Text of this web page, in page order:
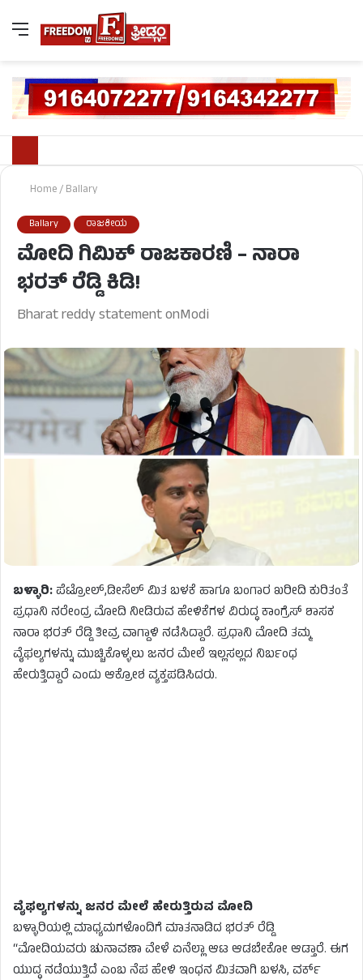
Home/Ballary
Ballary ರಾಜಕೀಯ
ಮೋದಿ ಗಿಮಿಕ್ ರಾಜಕಾರಣಿ – ನಾರಾ
ಭರತ್ ರೆಡ್ಡಿ ಕಿಡಿ!
Bharat reddy statement onModi
ಬಳ್ಳಾರಿ:ಪೆಟ್ರೋಲ್,ಡೀಸೆಲ್ ಮಿತ ಬಳಕೆ ಹಾಗೂ ಬಂಗಾರ ಖರೀದಿ ಕುರಿತಂತೆ
ಪ್ರಧಾನಿ ನರೇಂದ್ರ ಮೋದಿ ನೀಡಿರುವ ಹೇಳಿಕೆಗಳ ವಿರುದ್ಧ ಕಾಂಗ್ರೆಸ್ ಶಾಸಕ
ನಾರಾ ಭರತ್ ರೆಡ್ಡಿ ತೀವ್ರ ವಾಗ್ದಾಳಿ ನಡೆಸಿದ್ದಾರೆ. ಪ್ರಧಾನಿ ಮೋದಿ ತಮ್ಮ
ವೈಫಲ್ಯಗಳನ್ನು ಮುಚ್ಚಿಕೊಳ್ಳಲು ಜನರ ಮೇಲೆ ಇಲ್ಲಸಲ್ಲದ ನಿರ್ಬಂಧ
ಹೇರುತ್ತಿದ್ದಾರೆ ಎಂದು ಆಕ್ರೋಶ ವ್ಯಕ್ತಪಡಿಸಿದರು.
ವೈಫಲ್ಯಗಳನ್ನು ಜನರ ಮೇಲೆ ಹೇರುತ್ತಿರುವ ಮೋದಿ
ಬಳ್ಳಾರಿಯಲ್ಲಿ ಮಾಧ್ಯಮಗಳೊಂದಿಗೆ ಮಾತನಾಡಿದ ಭರತ್ ರೆಡ್ಡಿ
“ಮೋದಿಯವರು ಚುನಾವಣಾ ವೇಳೆ ಏನೆಲ್ಲಾ ಆಟ ಆಡಬೇಕೋ ಆಡ್ತಾರೆ. ಈಗ
ಯುದ್ಧ ನಡೆಯುತ್ತಿದೆ ಎಂಬ ನೆಪ ಹೇಳಿ ಇಂಧನ ಮಿತವಾಗಿ ಬಳಸಿ, ವರ್ಕ್